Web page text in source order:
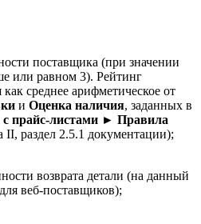
поставщика (при значении
или равном 3). Рейтинг
как среднее арифметическое от
и Оценка наличия, заданных в
с прайс-листами ► Правила
II, раздел 2.5.1 документации);
возврата детали (на данный
веб-поставщиков);